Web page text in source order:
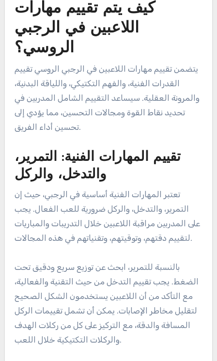
كيف يتم تقييم مهارات
اللاعبين في الرجبي
الروسي؟
يتضمن تقييم مهارات اللاعبين في الرجبي الروسي تقييم
القدرات الفنية، والفهم التكتيكي، واللياقة البدنية،
والمرونة العقلية. سيساعد التقييم الشامل المدربين في
تحديد نقاط القوة ومجالات التحسين، مما يؤدي إلى
تحسين أداء الفريق.
تقييم المهارات الفنية: التمرير،
والتدخل، والركل
تعتبر المهارات الفنية أساسية في الرجبي، حيث إن
التمرير، والتدخل، والركل ضرورية للعب الفعال. يجب
على المدربين مراقبة اللاعبين خلال التدريبات والمباريات
لتقييم دقتهم، وتوقيتهم، وتقنياتهم في هذه المجالات.
بالنسبة للتمرير، ابحث عن توزيع سريع ودقيق تحت
الضغط. يجب تقييم التدخل من حيث التقنية والفعالية،
مع التأكد من أن اللاعبين يستخدمون الشكل الصحيح
لتقليل مخاطر الإصابات. يمكن أن تشمل تقييمات الركل
المسافة والدقة، مع التركيز على كل من ركلات الهدف
والركلات التكتيكية خلال اللعب.